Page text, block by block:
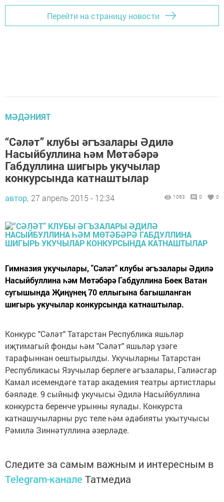
Перейти на страницу новости
МӘДӘНИЯТ
“Сәләт” клубы әгъзалары Әдилә
Насыйбуллина һәм Мөтәбәрә
Габдуллина шигырь укучылар
конкурсында катнаштылар
автор, 27 апрель 2015 - 12:34 1063 0 0
Гимназия укучылары, "Сәләт" клубы әгъзалары Әдилә
Насыйбуллина һәм Мөтәбәрә Габдуллина Бөек Ватан
сугышында Җиңүнең 70 еллыгына багышланган
шигырь укучылар конкурсында катнаштылар.
Конкурс "Сәләт" Татарстан Республика яшьләр
иҗтимагый фонды һәм "Сәләт" яшьләр үзәге
тарафыннан оештырылды. Укучыларны Татарстан
Республикасы Язучылар берлеге әгъзалары, Галиәсгар
Камал исемендәге татар академия театры артистлары
бәяләде. 9 сыйныф укучысы Әдилә Насыйбуллина
конкурста беренче урынны яулады. Конкурста
катнашучыларны рус теле һәм әдәбияты укытучысы
Рәмилә Зиннәтуллина әзерләде.
Следите за самым важным и интересным в
Telegram-канале Татмедиа